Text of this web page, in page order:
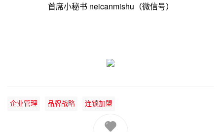
首席小秘书 neicanmishu （微信号）
企业管理 品牌战略 连锁加盟